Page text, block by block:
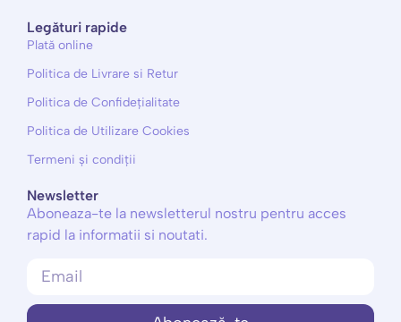
Legături rapide
Plată online
Politica de Livrare si Retur
Politica de Confidețialitate
Politica de Utilizare Cookies
Termeni și condiții
Newsletter
Aboneaza-te la newsletterul nostru pentru acces
rapid la informatii si noutati.